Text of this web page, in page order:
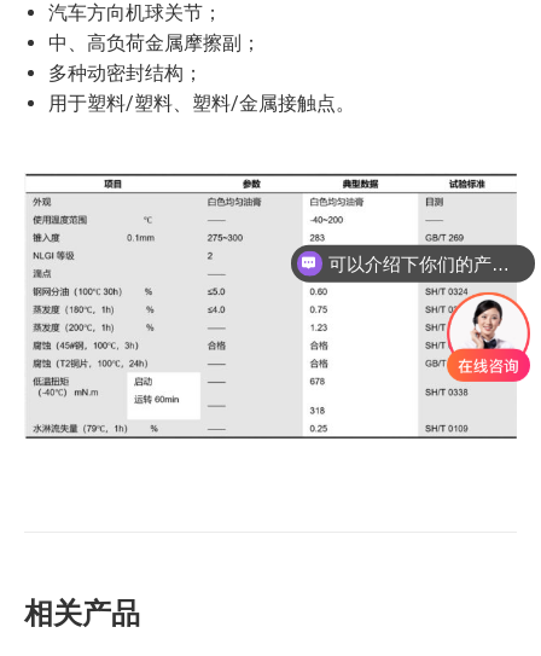
汽车方向机球关节；
中、高负荷金属摩擦副；
多种动密封结构；
用于塑料/塑料、塑料/金属接触点。
相关产品
可以介绍下你们的产品么